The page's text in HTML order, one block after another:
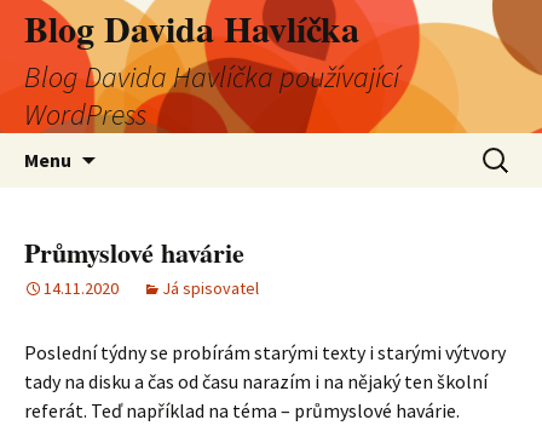
Blog Davida Havlíčka
Blog Davida Havlíčka používající
WordPress
Menu
Průmyslové havárie
14.11.2020 Já spisovatel
Poslední týdny se probírám starými texty i starými výtvory
tady na disku a čas od času narazím i na nějaký ten školní
referát. Teď například na téma – průmyslové havárie.